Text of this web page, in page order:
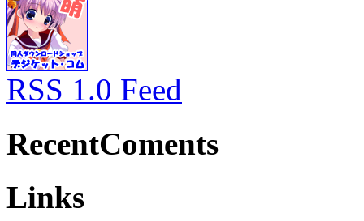
RSS 1.0 Feed
RecentComents
Links